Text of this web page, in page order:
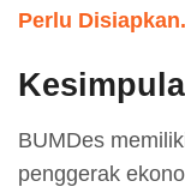
Perlu Disiapkan.
BUMDes
penggerak